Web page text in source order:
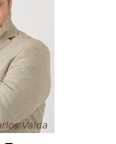
electrónico y web en
próxima vez que
por
de
del servicio